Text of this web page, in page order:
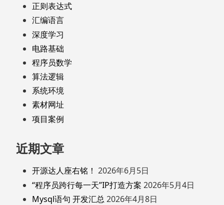
正则表达式
汇编语言
深度学习
电路基础
程序员数学
算法逻辑
系统环境
素材网址
项目案例
近期文章
开源达人座右铭！ 2026年6月5日
“程序员跨行每一天”IP打造方案 2026年5月4日
Mysql语句 开发汇总 2026年4月8日